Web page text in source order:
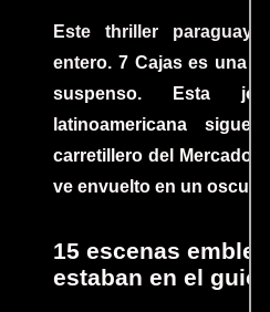
Este thriller
entero. 7 Cajas es una
suspenso. Esta joya
latinoamericana
carretillero del Mercado
ve envuelto en un oscuro
15 escenas
estaban en el guion